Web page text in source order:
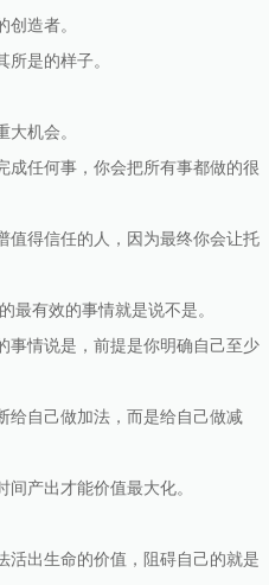
造者。
是的样子。
机会。
成任何事，你会把所有事都做的很
值得信任的人，因为最终你会让托
最有效的事情就是说不是。
事情说是，前提是你明确自己至少
给自己做加法，而是给自己做减
产出才能价值最大化。
活出生命的价值，阻碍自己的就是